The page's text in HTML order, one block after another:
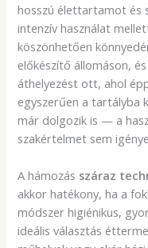
hosszú élettartamot és
intenzív használat
köszönhetően
előkészítő állomáson,
áthelyezést ott, ahol
egyszerűen a tartályba
már dolgozik is — a
szakértelmet sem
A hámozás száraz
akkor hatékony, ha a
módszer higiénikus,
ideális választás